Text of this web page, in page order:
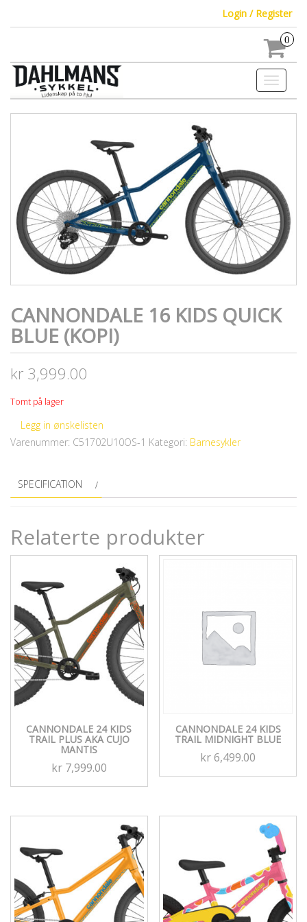
Login / Register
0
Toggle
CANNONDALE 16 KIDS QUICK
BLUE (KOPI)
kr 3,999.00
Tomt på lager
Legg in ønskelisten
Varenummer: C51702U10OS-1 Kategori: Barnesykler
SPECIFICATION
Relaterte produkter
CANNONDALE 24 KIDS
TRAIL PLUS AKA CUJO
MANTIS
kr7,999.00
CANNONDALE 24 KIDS
TRAIL MIDNIGHT BLUE
kr6,499.00